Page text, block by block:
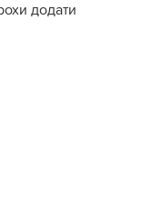
додати